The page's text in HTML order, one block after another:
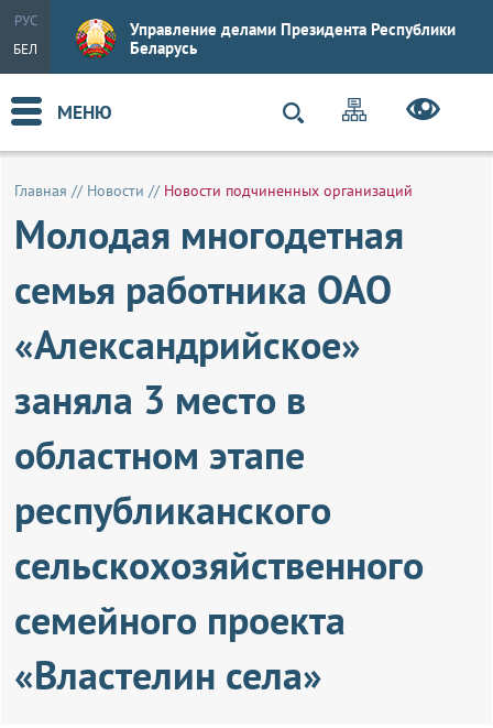
РУС
БЕЛ
Управление делами Президента Республики
Беларусь
МЕНЮ
Главная // Новости // Новости подчиненных организаций
Молодая многодетная
семья работника ОАО
«Александрийское»
заняла 3 место в
областном этапе
республиканского
сельскохозяйственного
семейного проекта
«Властелин села»